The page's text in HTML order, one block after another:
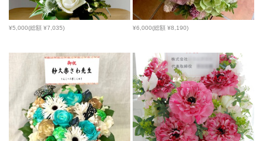
¥5,000(総額 ¥7,035) ¥6,000(総額 ¥8,190)